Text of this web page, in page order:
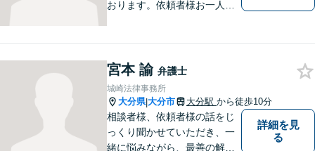
おります。依頼者様お一人お
題でお困りの方はぜひご相談
ください。
宮本 諭 弁護士
城崎法律事務所
大分県|大分市 大分駅 から徒歩10分
相談者様、依頼者様の話をじ
っくり聞かせていただき、一
緒に悩みながら、最善の解決
詳細を見
る